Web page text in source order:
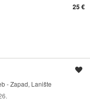
25 €
- Zapad, Lanište